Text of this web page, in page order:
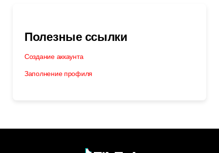
Полезные ссылки
Создание аккаунта
Заполнение профиля